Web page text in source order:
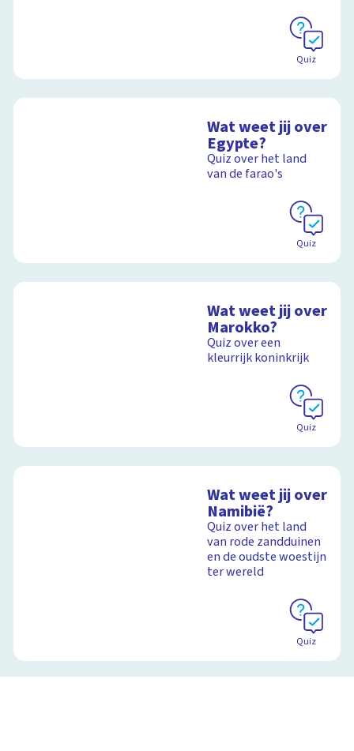
Quiz
Wat weet jij over
Egypte?
Quiz over het land
van de farao's
Quiz
Wat weet jij over
Marokko?
Quiz over een
kleurrijk koninkrijk
Quiz
Wat weet jij over
Namibië?
Quiz over het land
van rode zandduinen
en de oudste woestijn
ter wereld
Quiz